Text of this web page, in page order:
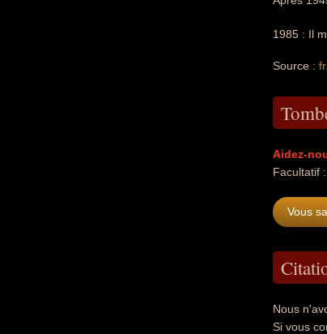
1985 : Il
Source :
Aidez-
Facultatif :
Vous
Nous
Si vous